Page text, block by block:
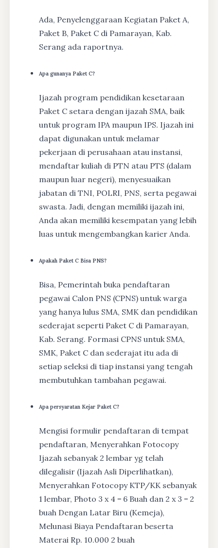
Ada, Penyelenggaraan Kegiatan Paket A,
Paket B, Paket C di Pamarayan, Kab.
Serang ada raportnya.
Apa gunanya Paket C?
Ijazah program pendidikan kesetaraan
Paket C setara dengan ijazah SMA, baik
untuk program IPA maupun IPS. Ijazah ini
dapat digunakan untuk melamar
pekerjaan di perusahaan atau instansi,
mendaftar kuliah di PTN atau PTS (dalam
maupun luar negeri), menyesuaikan
jabatan di TNI, POLRI, PNS, serta pegawai
swasta. Jadi, dengan memiliki ijazah ini,
Anda akan memiliki kesempatan yang lebih
luas untuk mengembangkan karier Anda.
Apakah Paket C Bisa PNS?
Bisa, Pemerintah buka pendaftaran
pegawai Calon PNS (CPNS) untuk warga
yang hanya lulus SMA, SMK dan pendidikan
sederajat seperti Paket C di Pamarayan,
Kab. Serang. Formasi CPNS untuk SMA,
SMK, Paket C dan sederajat itu ada di
setiap seleksi di tiap instansi yang tengah
membutuhkan tambahan pegawai.
Apa persyaratan Kejar Paket C?
Mengisi formulir pendaftaran di tempat
pendaftaran, Menyerahkan Fotocopy
Ijazah sebanyak 2 lembar yg telah
dilegalisir (Ijazah Asli Diperlihatkan),
Menyerahkan Fotocopy KTP/KK sebanyak
1 lembar, Photo 3 x 4 = 6 Buah dan 2 x 3 = 2
buah Dengan Latar Biru (Kemeja),
Melunasi Biaya Pendaftaran beserta
Materai Rp. 10.000 2 buah